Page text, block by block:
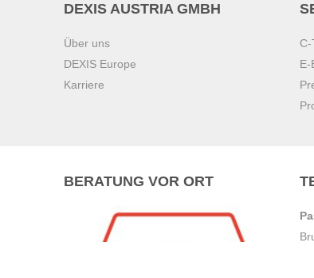
DEXIS AUSTRIA GMBH
Über uns
DEXIS Europe
Karriere
C-
E-
BERATUNG VOR ORT